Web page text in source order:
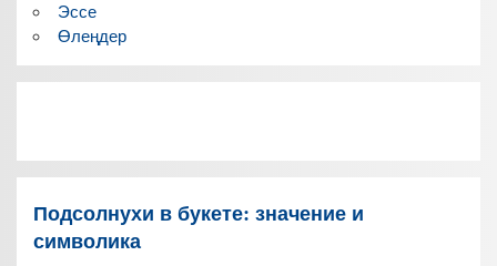
Эссе
Өлеңдер
Подсолнухи в букете: значение и
символика